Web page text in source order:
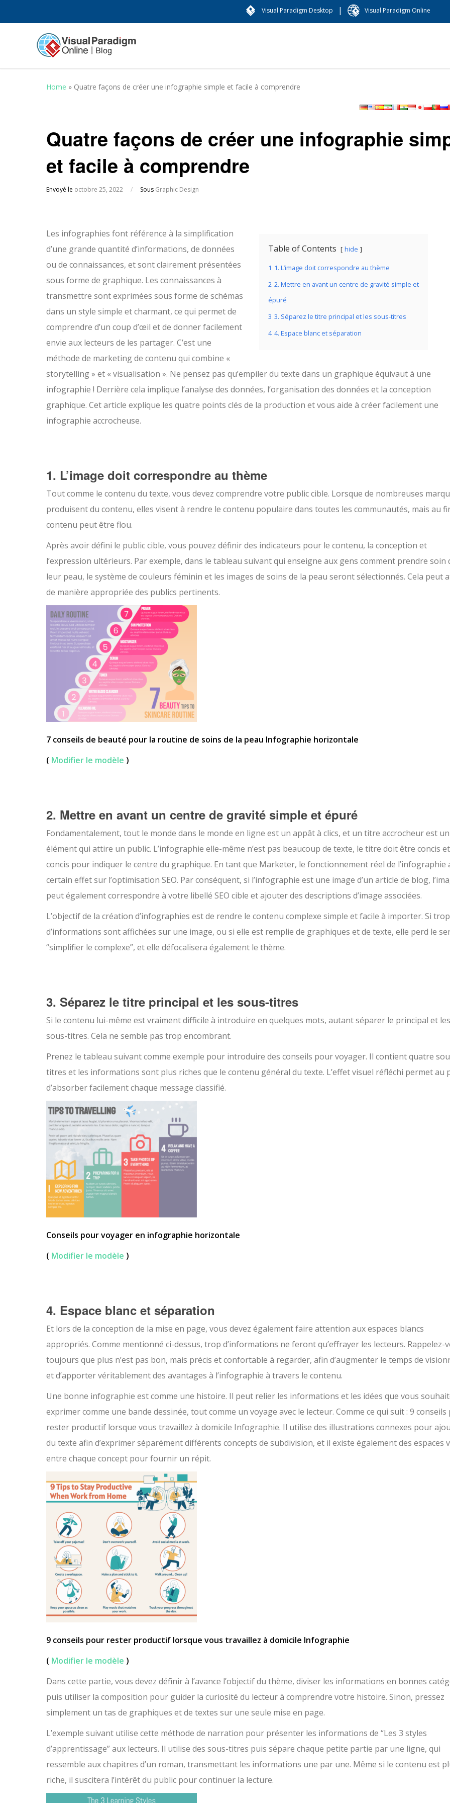
Visual Paradigm Desktop | Visual Paradigm Online
Home » Quatre façons de créer une infographie simple et facile à comprendre
Quatre façons de créer une infographie
et facile à comprendre
Envoyé le octobre 25, 2022 / Sous Graphic Design
Table of Contents hide
1 1. L’image doit correspondre au thème
2 2. Mettre en avant un centre de gravité simple et
épuré
3 3. Séparez le titre principal et les sous-titres
4 4. Espace blanc et séparation
Les infographies font référence à la simplification
d’une grande quantité d’informations, de données
ou de connaissances, et sont clairement présentées
sous forme de graphique. Les connaissances à
transmettre sont exprimées sous forme de schémas
dans un style simple et charmant, ce qui permet de
comprendre d’un coup d’œil et de donner facilement
envie aux lecteurs de les partager. C’est une
méthode de marketing de contenu qui combine «
storytelling » et « visualisation ». Ne pensez pas qu’empiler du texte dans un graphique équivaut à une
infographie ! Derrière cela implique l’analyse des données, l’organisation des données et la conception
graphique. Cet article explique les quatre points clés de la production et vous aide à créer facilement une
infographie accrocheuse.
1. L’image doit correspondre au thème
Tout comme le contenu du texte, vous devez comprendre votre public cible. Lorsque de nombreuses
produisent du contenu, elles visent à rendre le contenu populaire dans toutes les communautés, mais au
contenu peut être flou.
Après avoir défini le public cible, vous pouvez définir des indicateurs pour le contenu, la conception et
l’expression ultérieurs. Par exemple, dans le tableau suivant qui enseigne aux gens comment prendre soin
leur peau, le système de couleurs féminin et les images de soins de la peau seront sélectionnés. Cela peut
de manière appropriée des publics pertinents.
7 conseils de beauté pour la routine de soins de la peau Infographie horizontale
( Modifier le modèle )
2. Mettre en avant un centre de gravité simple et épuré
Fondamentalement, tout le monde dans le monde en ligne est un appât à clics, et un titre accrocheur est un
élément qui attire un public. L’infographie elle-même n’est pas beaucoup de texte, le titre doit être concis et
concis pour indiquer le centre du graphique. En tant que Marketer, le fonctionnement réel de l’infographie
certain effet sur l’optimisation SEO. Par conséquent, si l’infographie est une image d’un article de blog,
peut également correspondre à votre libellé SEO cible et ajouter des descriptions d’image associées.
L’objectif de la création d’infographies est de rendre le contenu complexe simple et facile à importer. Si trop
d’informations sont affichées sur une image, ou si elle est remplie de graphiques et de texte, elle perd le
“simplifier le complexe”, et elle défocalisera également le thème.
3. Séparez le titre principal et les sous-titres
Si le contenu lui-même est vraiment difficile à introduire en quelques mots, autant séparer le principal et les
sous-titres. Cela ne semble pas trop encombrant.
Prenez le tableau suivant comme exemple pour introduire des conseils pour voyager. Il contient quatre
titres et les informations sont plus riches que le contenu général du texte. L’effet visuel réfléchi permet au
d’absorber facilement chaque message classifié.
Conseils pour voyager en infographie horizontale
( Modifier le modèle )
4. Espace blanc et séparation
Et lors de la conception de la mise en page, vous devez également faire attention aux espaces blancs
appropriés. Comme mentionné ci-dessus, trop d’informations ne feront qu’effrayer les lecteurs. Rappelez-
toujours que plus n’est pas bon, mais précis et confortable à regarder, afin d’augmenter le temps de
et d’apporter véritablement des avantages à l’infographie à travers le contenu.
Une bonne infographie est comme une histoire. Il peut relier les informations et les idées que vous
exprimer comme une bande dessinée, tout comme un voyage avec le lecteur. Comme ce qui suit : 9
rester productif lorsque vous travaillez à domicile Infographie. Il utilise des illustrations connexes pour
du texte afin d’exprimer séparément différents concepts de subdivision, et il existe également des espaces
entre chaque concept pour fournir un répit.
9 conseils pour rester productif lorsque vous travaillez à domicile Infographie
( Modifier le modèle )
Dans cette partie, vous devez définir à l’avance l’objectif du thème, diviser les informations en bonnes
puis utiliser la composition pour guider la curiosité du lecteur à comprendre votre histoire. Sinon, pressez
simplement un tas de graphiques et de textes sur une seule mise en page.
L’exemple suivant utilise cette méthode de narration pour présenter les informations de “Les 3 styles
d’apprentissage” aux lecteurs. Il utilise des sous-titres puis sépare chaque petite partie par une ligne, qui
ressemble aux chapitres d’un roman, transmettant les informations une par une. Même si le contenu est
riche, il suscitera l’intérêt du public pour continuer la lecture.